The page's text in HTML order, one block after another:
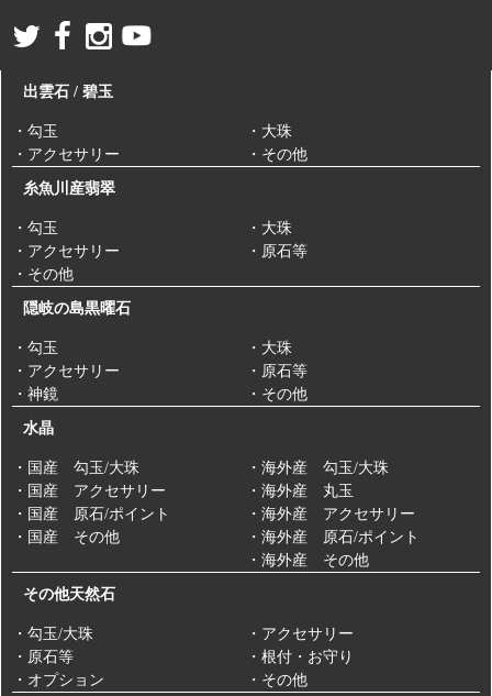
出雲石 / 碧玉
・勾玉
・大珠
・アクセサリー
・その他
糸魚川産翡翠
・勾玉
・大珠
・アクセサリー
・原石等
・その他
隠岐の島黒曜石
・勾玉
・大珠
・アクセサリー
・原石等
・神鏡
・その他
水晶
・国産 勾玉/大珠
・海外産 勾玉/大珠
・国産 アクセサリー
・海外産 丸玉
・国産 原石/ポイント
・海外産 アクセサリー
・国産 その他
・海外産 原石/ポイント
・海外産 その他
その他天然石
・勾玉/大珠
・アクセサリー
・原石等
・根付・お守り
・オプション
・その他